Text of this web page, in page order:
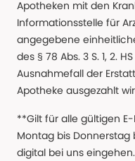
Apotheken mit den
Informationsstelle für
angegebene
des § 78 Abs. 3 S. 1, 2.
Ausnahmefall der
Apotheke ausgezahlt
**Gilt für alle gültigen
Montag bis Donnerstag
digital bei uns